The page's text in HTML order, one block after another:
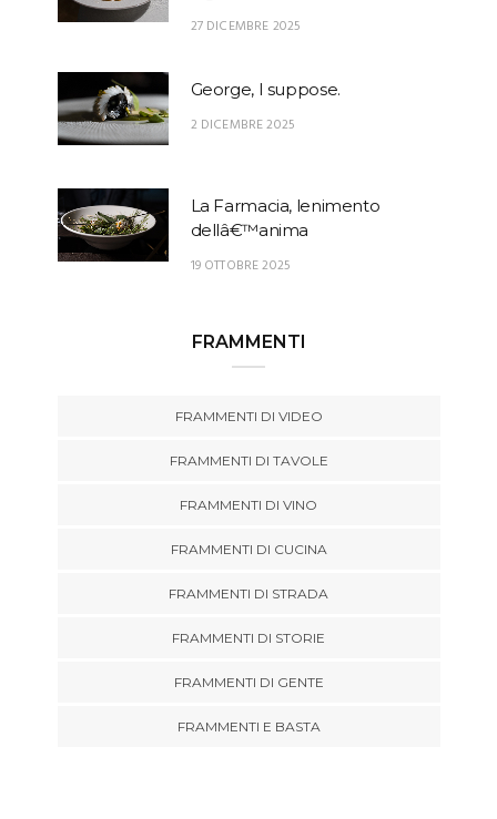
27 DICEMBRE 2025
George, I suppose.
2 DICEMBRE 2025
La Farmacia, lenimento
dellâ€™anima
19 OTTOBRE 2025
FRAMMENTI
FRAMMENTI DI VIDEO
FRAMMENTI DI TAVOLE
FRAMMENTI DI VINO
FRAMMENTI DI CUCINA
FRAMMENTI DI STRADA
FRAMMENTI DI STORIE
FRAMMENTI DI GENTE
FRAMMENTI E BASTA